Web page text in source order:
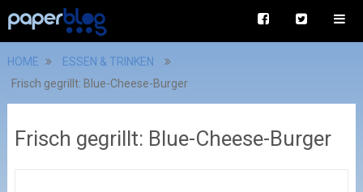
HOME
ESSEN & TRINKEN
Frisch gegrillt: Blue-Cheese-Burger
Frisch gegrillt: Blue-Cheese-Burger